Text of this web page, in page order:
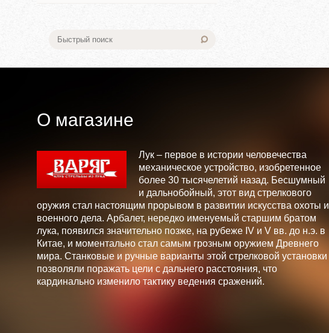
О магазине
Лук – первое в истории человечества
механическое устройство, изобретенное
более 30 тысячелетий назад. Бесшумный
и дальнобойный, этот вид стрелкового
оружия стал настоящим прорывом в развитии искусства охоты и
военного дела. Арбалет, нередко именуемый старшим братом
лука, появился значительно позже, на рубеже IV и V вв. до н.э. в
Китае, и моментально стал самым грозным оружием Древнего
мира. Станковые и ручные варианты этой стрелковой установки
позволяли поражать цели с дальнего расстояния, что
кардинально изменило тактику ведения сражений.